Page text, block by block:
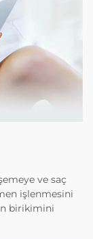
ve saç
işlenmesini
birikimini